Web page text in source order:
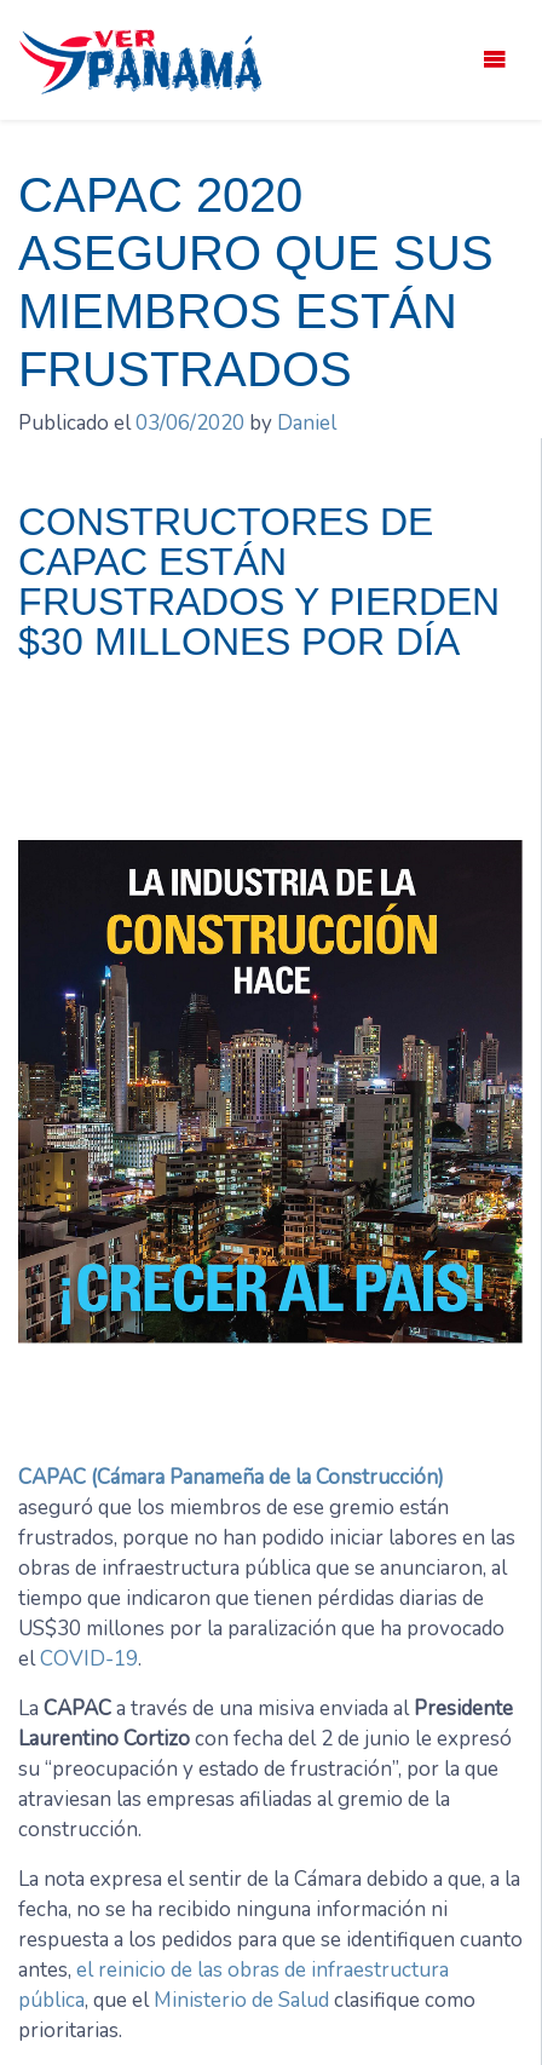
contenido
CAPAC 2020
ASEGURO QUE SUS
MIEMBROS ESTÁN
FRUSTRADOS
Publicado el03/06/2020 by Daniel
CONSTRUCTORES DE
CAPAC ESTÁN
FRUSTRADOS Y PIERDEN
$30 MILLONES POR DÍA
CAPAC (Cámara Panameña de la Construcción)
aseguró que los miembros de ese gremio están
frustrados, porque no han podido iniciar labores en las
obras de infraestructura pública que se anunciaron, al
tiempo que indicaron que tienen pérdidas diarias de
US$30 millones por la paralización que ha provocado
elCOVID-19.
La CAPACa través de una misiva enviada alPresidente
Laurentino Cortizocon fecha del 2 de junio le expresó
su “preocupación y estado de frustración”, por la que
atraviesan las empresas afiliadas al gremio de la
construcción.
La nota expresa el sentir de la Cámara debido a que, a la
fecha, no se ha recibido ninguna información ni
respuesta a los pedidos para que se identifiquen cuanto
antes, el reinicio de las obras de infraestructura
pública, que elMinisterio de Salud clasifique como
prioritarias.